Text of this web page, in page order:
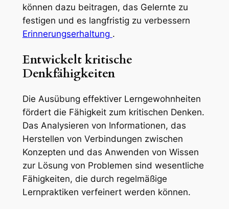
können dazu beitragen, das Gelernte zu
festigen und es langfristig zu verbessern
Erinnerungserhaltung .
Entwickelt kritische
Denkfähigkeiten
Die Ausübung effektiver Lerngewohnheiten
fördert die Fähigkeit zum kritischen Denken.
Das Analysieren von Informationen, das
Herstellen von Verbindungen zwischen
Konzepten und das Anwenden von Wissen
zur Lösung von Problemen sind wesentliche
Fähigkeiten, die durch regelmäßige
Lernpraktiken verfeinert werden können.